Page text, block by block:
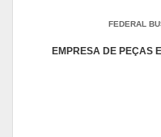
FEDERAL
EMPRESA DE PEÇAS